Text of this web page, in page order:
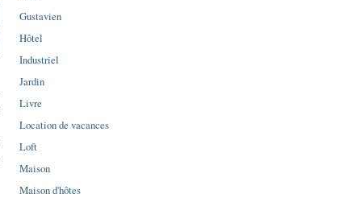
Gustavien
Hôtel
Industriel
Jardin
Livre
Location de vacances
Loft
Maison
Maison d'hôtes